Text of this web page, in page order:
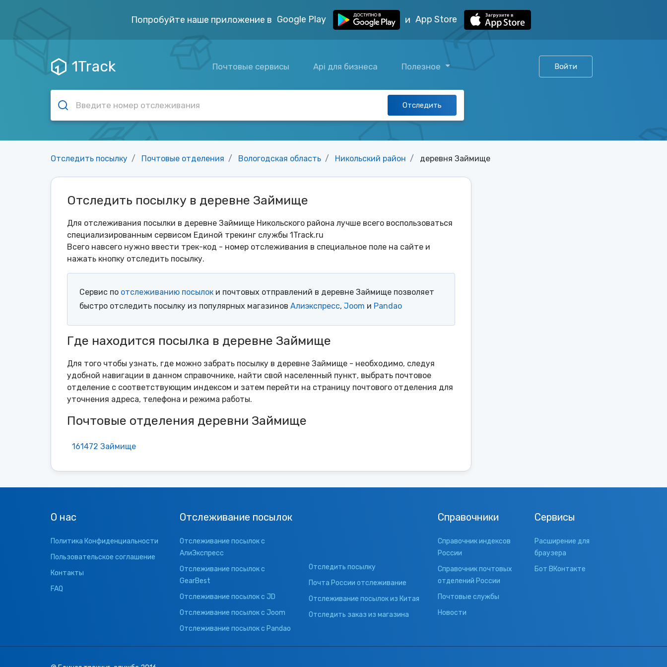
Попробуйте наше приложение в Google Play и App Store
1Track Почтовые сервисы Api для бизнеса Полезное Войти
Отследить
Отследить посылку Почтовые отделения Вологодская область Никольский район деревня Займище
Отследить посылку в деревне Займище
Для отслеживания посылки в деревне Займище Никольского района лучше всего воспользоваться
специализированным сервисом Единой трекинг службы 1Track.ru
Всего навсего нужно ввести трек-код - номер отслеживания в специальное поле на сайте и
нажать кнопку отследить посылку.
Сервис по отслеживанию посылок и почтовых отправлений в деревне Займище позволяет
быстро отследить посылку из популярных магазинов Алиэкспресс, Joom и Pandao
Где находится посылка в деревне Займище
Для того чтобы узнать, где можно забрать посылку в деревне Займище - необходимо, следуя
удобной навигации в данном справочнике, найти свой населенный пункт, выбрать почтовое
отделение с соответствующим индексом и затем перейти на страницу почтового отделения для
уточнения адреса, телефона и режима работы.
Почтовые отделения деревни Займище
161472 Займище
О нас
Политика Конфиденциальности
Пользовательское соглашение
Контакты
FAQ
Отслеживание посылок
Отслеживание посылок с
АлиЭкспресс
Отслеживание посылок с
GearBest
Отслеживание посылок с JD
Отслеживание посылок с Joom
Отслеживание посылок с Pandao
Отследить посылку
Почта России отслеживание
Отслеживание посылок из Китая
Отследить заказ из магазина
Справочники
Справочник индексов
России
Справочник почтовых
отделений России
Почтовые службы
Новости
Сервисы
Расширение для
браузера
Бот ВКонтакте